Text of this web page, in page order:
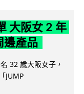
大阪女 2 年
邊產品
32 歲大阪女子，
JUMP